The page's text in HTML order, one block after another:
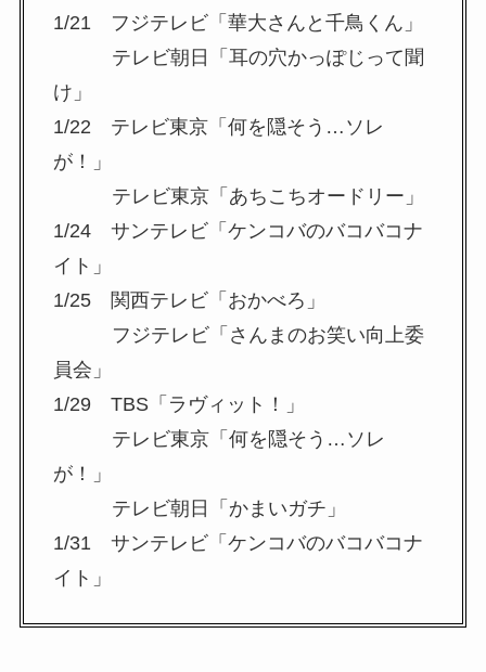
1/21 フジテレビ「華大さんと千鳥くん」
テレビ朝日「耳の穴かっぽじって聞
け」
1/22 テレビ東京「何を隠そう…ソレ
が！」
テレビ東京「あちこちオードリー」
1/24 サンテレビ「ケンコバのバコバコナ
イト」
1/25 関西テレビ「おかべろ」
フジテレビ「さんまのお笑い向上委
員会」
1/29 TBS「ラヴィット！」
テレビ東京「何を隠そう…ソレ
が！」
テレビ朝日「かまいガチ」
1/31 サンテレビ「ケンコバのバコバコナ
イト」